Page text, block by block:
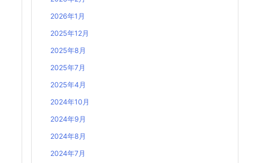
2026年1月
2025年12月
2025年8月
2025年7月
2025年4月
2024年10月
2024年9月
2024年8月
2024年7月